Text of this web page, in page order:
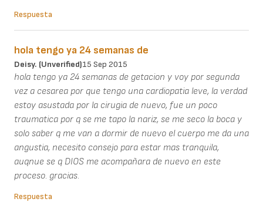
Respuesta
hola tengo ya 24 semanas de
Deisy. (unverified)15 Sep 2015
hola tengo ya 24 semanas de getacion y voy por segunda
vez a cesarea por que tengo una cardiopatia leve, la verdad
estoy asustada por la cirugia de nuevo, fue un poco
traumatica por q se me tapo la nariz, se me seco la boca y
solo saber q me van a dormir de nuevo el cuerpo me da una
angustia, necesito consejo para estar mas tranquila,
auqnue se q DIOS me acompañara de nuevo en este
proceso. gracias.
Respuesta